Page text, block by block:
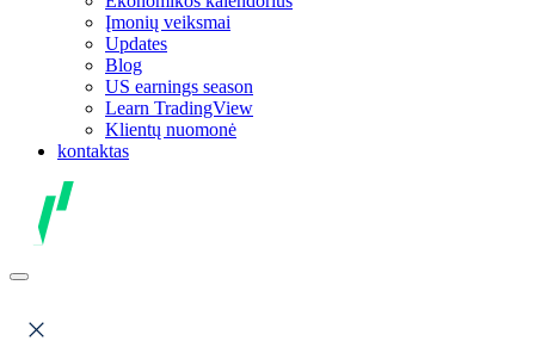
Įmonių veiksmai
Updates
Blog
US earnings season
Learn TradingView
Klientų nuomonė
kontaktas